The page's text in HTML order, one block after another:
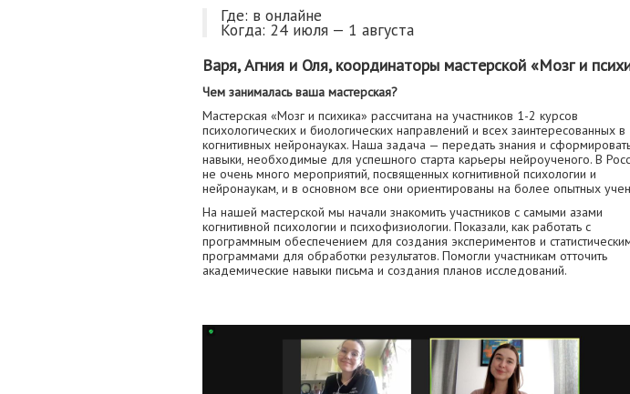
Где: в онлайне
Когда: 24 июля — 1 августа
Варя, Агния и Оля, координаторы мастерской «Мозг и
Чем занималась ваша мастерская?
Мастерская «Мозг и психика» рассчитана на участников 1-2 курсов
психологических и биологических направлений и всех заинтересованных в
когнитивных нейронауках. Наша задача — передать знания и
навыки, необходимые для успешного старта карьеры нейроученого. В
не очень много мероприятий, посвященных когнитивной психологии и
нейронаукам, и в основном все они ориентированы на более опытных
На нашей мастерской мы начали знакомить участников с самыми азами
когнитивной психологии и психофизиологии. Показали, как работать с
программным обеспечением для создания экспериментов и
программами для обработки результатов. Помогли участникам отточить
академические навыки письма и создания планов исследований.